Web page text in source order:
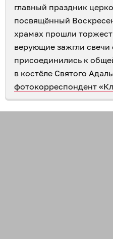
главный праздник
посвящённый
храмах прошли
верующие зажгли свечи
присоединились к
в костёле Святого
фотокорреспондент